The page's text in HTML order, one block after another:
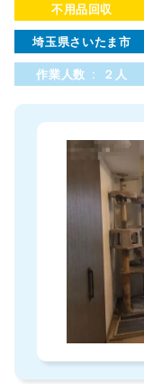
不用品回収
埼玉県さいたま市
作業人数 : ２人